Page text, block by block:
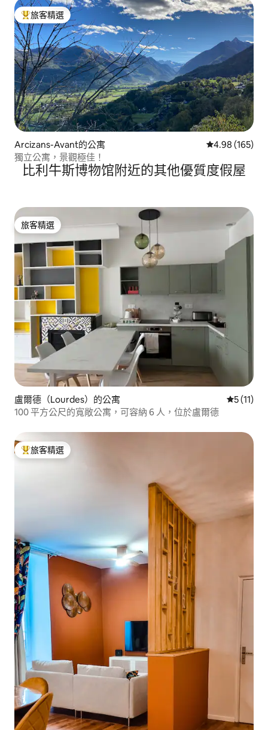
旅客精選榜首
旅客精選
Arcizans-Avant的公寓 從 165 則評價
4.98 (165)
獨立公寓，景觀極佳！
比利牛斯博物馆附近的其他優質度假屋
旅客精選
旅客精選
盧爾德（Lourdes）的公寓 從 11 則
5 (11)
100 平方公尺的寬敞公寓，可容納 6 人，位於盧爾德
旅客精選榜首
旅客精選